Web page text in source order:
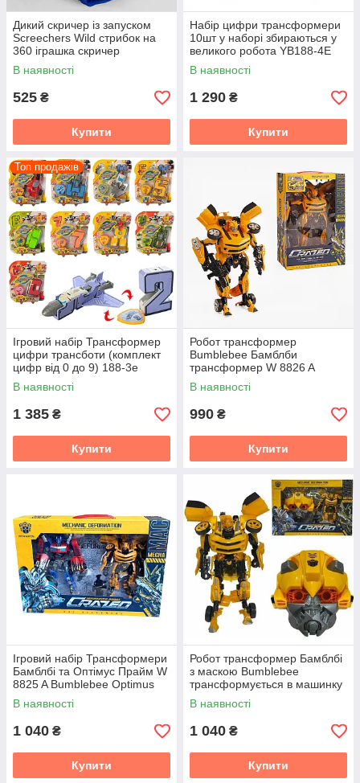
Дикий скричер із запуском
Screechers Wild стрибок на
360 іграшка скричер
трансформер Transport
В наявності
525 ₴
Купити
Набір цифри трансформери
10шт у наборі збираються у
великого робота YB188-4E
В наявності
1 290 ₴
Купити
Топ продажів
Ігровий набір Трансформер
цифри трансботи (комплект
цифр від 0 до 9) 188-3е
В наявності
1 385 ₴
Купити
Робот трансформер
Bumblebee Бамблби
трансформер W 8826 A
рухливі елементи зброя
В наявності
990 ₴
Купити
Ігровий набір Трансформери
Бамблбі та Оптімус Прайм W
8825 A Bumblebee Optimus
Prime трансформується в
машинку
В наявності
1 040 ₴
Купити
Робот трансформер Бамблбі
з маскою Bumblebee
трансформується в машинку
W 8825 B
В наявності
1 040 ₴
Купити